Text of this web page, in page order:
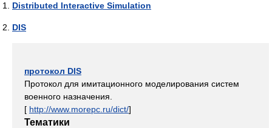
Distributed Interactive Simulation
DIS
протокол DIS
Протокол для имитационного моделирования систем
военного назначения.
[ http://www.morepc.ru/dict/]
Тематики